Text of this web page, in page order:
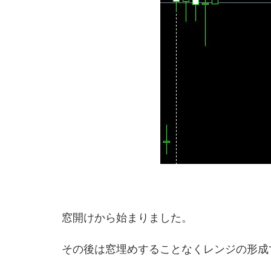
窓開けから始まりました。
その後は窓埋めすることなくレンジの形